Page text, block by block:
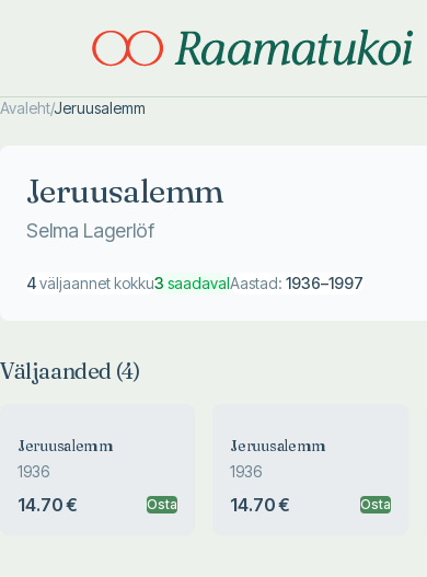
Avaleht/Jeruusalemm
Jeruusalemm
Selma Lagerlöf
4väljaannet kokku3 saadavalAastad: 1936–1997
Väljaanded (4)
Jeruusalemm
1936
14.70 € Osta
Jeruusalemm
1936
14.70 € Osta